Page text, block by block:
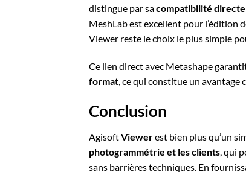
distingue par sacompatibilité
MeshLab est excellent pour l’édition
Viewer reste le choix le plus simple
Ce lien direct avec Metashape
format, ce qui constitue un avantage
Conclusion
AgisoftViewerest bien plus qu’un
photogrammétrie et les clients, qui
sans barrières techniques. En